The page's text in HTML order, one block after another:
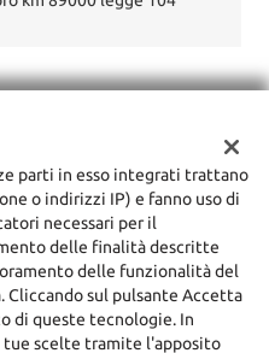
parti in esso integrati trattano
o indirizzi IP) e fanno uso di
necessari per il
delle finalità descritte
delle funzionalità del
sul pulsante Accetta
di queste tecnologie. In
tue scelte tramite l'apposito